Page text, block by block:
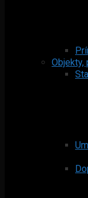
Objekty,